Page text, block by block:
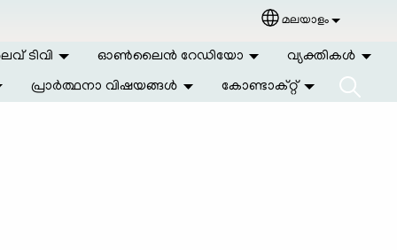
Select your
മലയാളം
ടിവി ഓണ്‍ലൈന്‍ റേഡിയോ
വ്യക്തികള്‍
പ്രാര്‍ത്ഥനാ വിഷയങ്ങള്‍ കോണ്ടാക്റ്റ്